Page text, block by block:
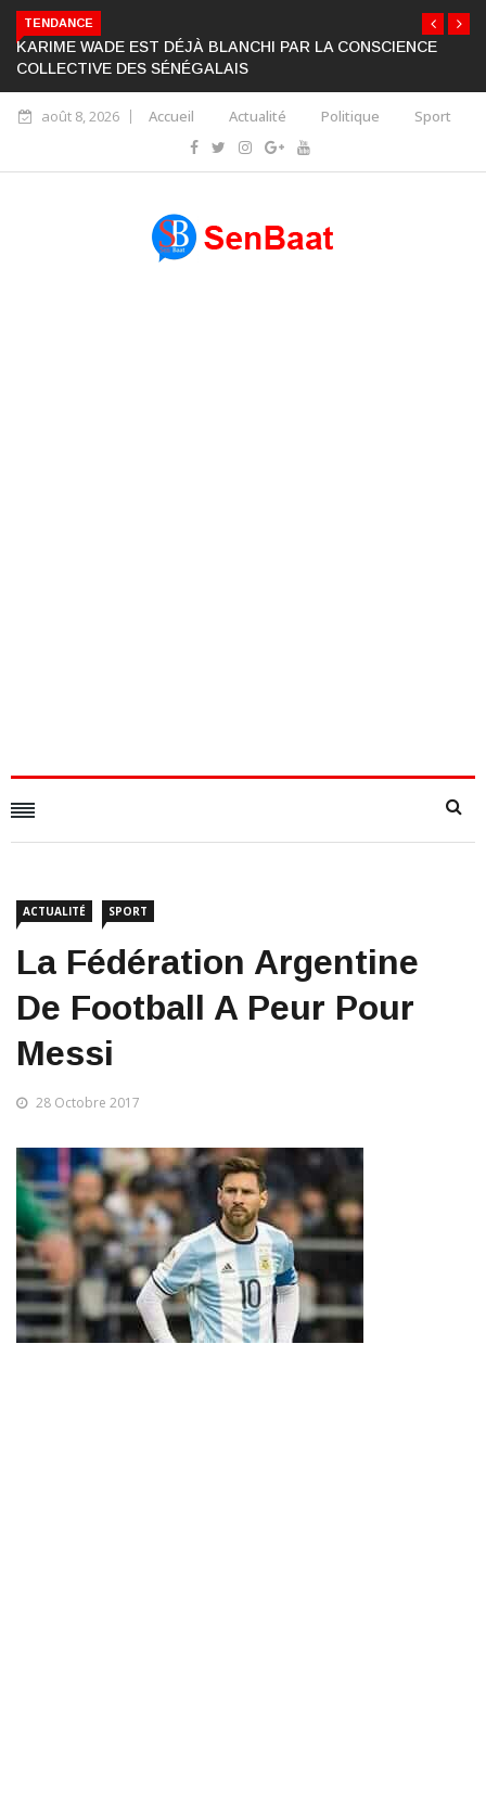
TENDANCE
KARIME WADE EST DÉJÀ BLANCHI PAR LA CONSCIENCE
COLLECTIVE DES SÉNÉGALAIS
août 8, 2026 Accueil Actualité Politique Sport
ACTUALITÉ SPORT
La Fédération Argentine
De Football A Peur Pour
Messi
28 Octobre 2017